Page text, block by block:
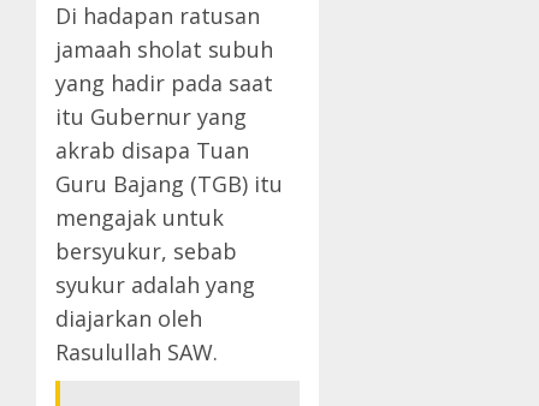
Di hadapan ratusan
jamaah sholat subuh
yang hadir pada saat
itu Gubernur yang
akrab disapa Tuan
Guru Bajang (TGB) itu
mengajak untuk
bersyukur, sebab
syukur adalah yang
diajarkan oleh
Rasulullah SAW.